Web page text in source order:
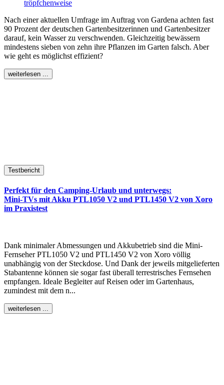
Nach einer aktuellen Umfrage im Auftrag von Gardena achten fast
90 Prozent der deutschen Gartenbesitzerinnen und Gartenbesitzer
darauf, kein Wasser zu verschwenden. Gleichzeitig bewässern
mindestens sieben von zehn ihre Pflanzen im Garten falsch. Aber
wie geht es möglichst effizient?
weiterlesen ...
Testbericht
Perfekt für den Camping-Urlaub und unterwegs:
Mini-TVs mit Akku PTL1050 V2 und PTL1450 V2 von Xoro
im Praxistest
Dank minimaler Abmessungen und Akkubetrieb sind die Mini-
Fernseher PTL1050 V2 und PTL1450 V2 von Xoro völlig
unabhängig von der Steckdose. Und Dank der jeweils mitgelieferten
Stabantenne können sie sogar fast überall terrestrisches Fernsehen
empfangen. Ideale Begleiter auf Reisen oder im Gartenhaus,
zumindest mit dem n...
weiterlesen ...